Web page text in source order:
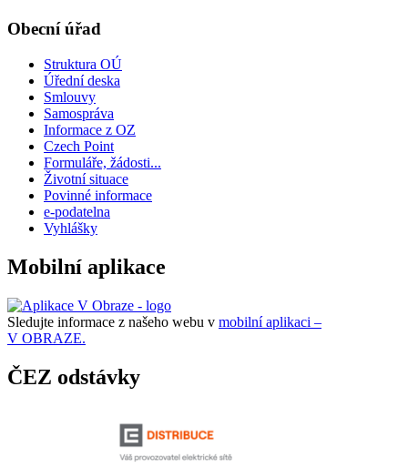
Obecní úřad
Struktura OÚ
Úřední deska
Smlouvy
Samospráva
Informace z OZ
Czech Point
Formuláře, žádosti...
Životní situace
Povinné informace
e-podatelna
Vyhlášky
Mobilní aplikace
Sledujte informace z našeho webu v mobilní aplikaci –
V OBRAZE.
ČEZ odstávky